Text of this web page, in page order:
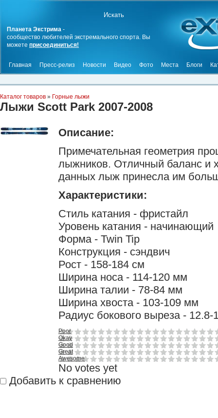
Планета Экстрима -
сообщество любителей экстремального спорта. Вы
можете присоединиться!
Главная Пресс-релиз Новости Видео Фото Места Блоги
Каталог товаров » Горные лыжи
Лыжи Scott Park 2007-2008
Описание:
Примечательная геометрия
лыжников. Отличный баланс и
данных лыж принесла им
Характеристики:
Стиль катания - фристайл
Уровень катания - начинающий
Форма - Twin Tip
Конструкция - сэндвич
Рост - 158-184 см
Ширина носа - 114-120 мм
Ширина талии - 78-84 мм
Ширина хвоста - 103-109 мм
Радиус бокового выреза - 12.8-
Poor
Okay
Good
Great
Awesome
No votes yet
Добавить к сравнению